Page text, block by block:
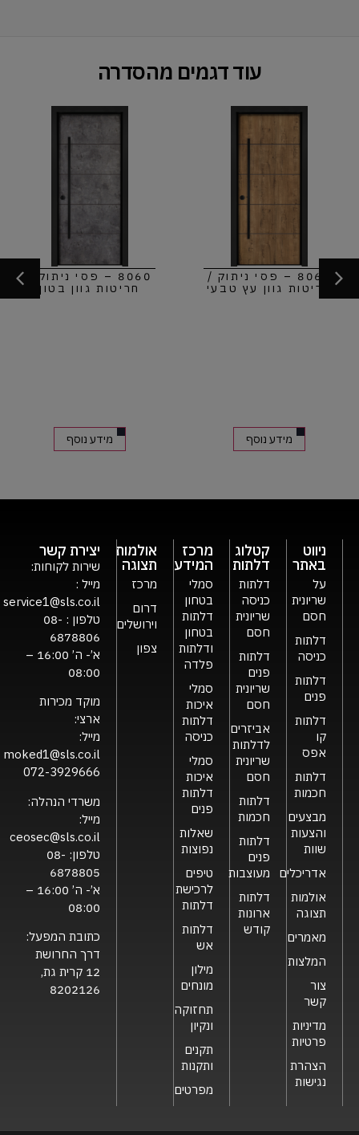
עוד דגמים מהסדרה
8060 – פסי ניתוק /
חריטות גוון עץ טבעי
מידע נוסף
8060 – פסי ניתוק /
חריטות גוון בטון
מידע נוסף
ניווט
באתר
על
שריונית
חסם
דלתות
כניסה
דלתות
פנים
דלתות
קו
אפס
דלתות
חכמות
מבצעים
והצעות
שוות
אדריכלים
אולמות
תצוגה
מאמרים
המלצות
צור
קשר
מדיניות
פרטיות
הצהרת
נגישות
קטלוג
דלתות
דלתות
כניסה
שריונית
חסם
דלתות
פנים
שריונית
חסם
אביזרים
לדלתות
שריונית
חסם
דלתות
חכמות
דלתות
פנים
מעוצבות
דלתות
ארונות
קודש
מרכז
המידע
סמלי
בטחון
דלתות
בטחון
ודלתות
פלדה
סמלי
איכות
דלתות
כניסה
סמלי
איכות
דלתות
פנים
שאלות
נפוצות
טיפים
לרכישת
דלתות
דלתות
אש
מילון
מונחים
תחזוקה
ונקיון
תקנים
ותקנות
מפרטים
אולמות
תצוגה
מרכז
דרום
וירושלים
צפון
יצירת קשר
שירות לקוחות:
מייל :
service1@sls.co.il
טלפון : 08-
6878806
א’- ה’ 16:00 –
08:00
מוקד מכירות
ארצי:
מייל:
moked1@sls.co.il
072-3929666
משרדי הנהלה:
מייל:
ceosec@sls.co.il
טלפון: 08-
6878805
א’- ה’ 16:00 –
08:00
כתובת המפעל:
דרך החרושת
12 קרית גת,
8202126